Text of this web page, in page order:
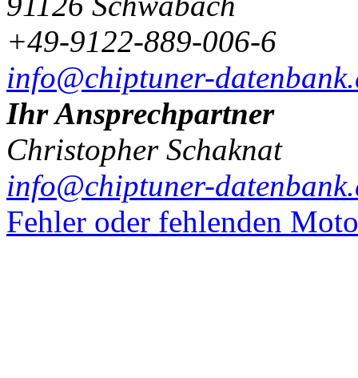
+49-9122-889-006-6
info@chiptuner-
Ihr Ansprechpartner
Christopher Schaknat
info@chiptuner-
Fehler oder fehlenden